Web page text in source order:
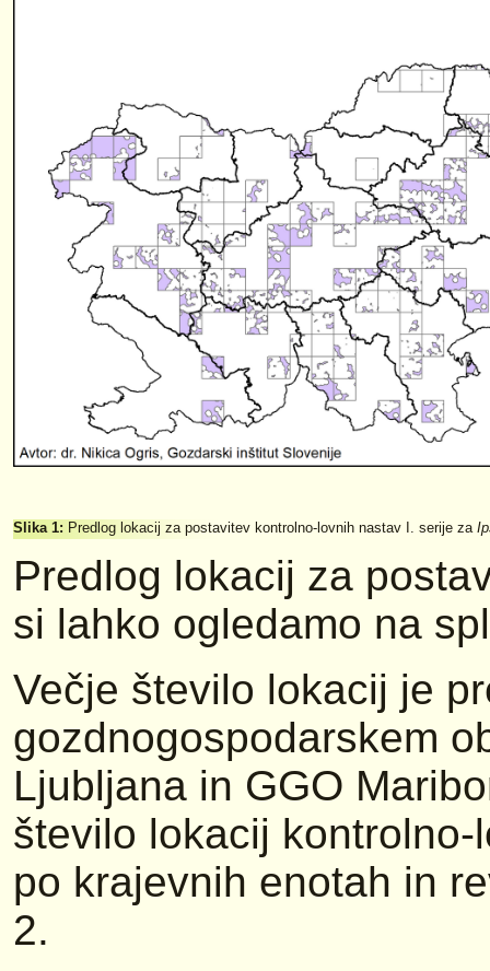
Slika 1: Predlog lokacij za postavitev kontrolno-lovnih nastav I. serije za
Predlog lokacij za
si lahko ogledamo na
Večje število lokacij je
gozdnogospodarskem
Ljubljana in GGO
število lokacij
po krajevnih enotah in
2.